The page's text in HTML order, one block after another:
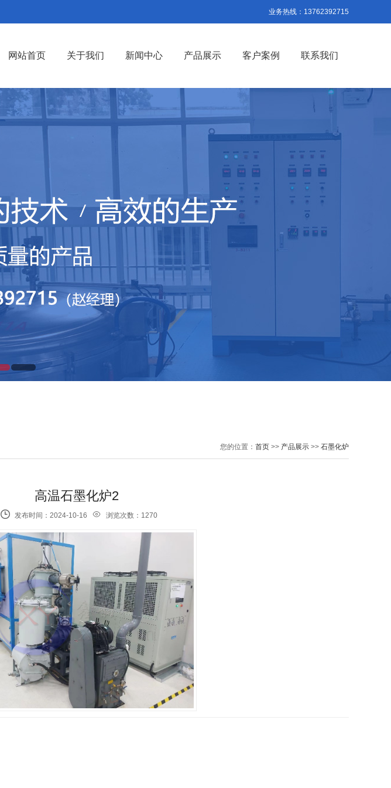
业务热线：13762392715
网站首页 关于我们 新闻中心 产品展示 客户案例 联系我们
3
您的位置： 首页 >> 产品展示 >> 石墨化炉
高温石墨化炉2
 发布时间：2024-10-16 󰇰 浏览次数：1270